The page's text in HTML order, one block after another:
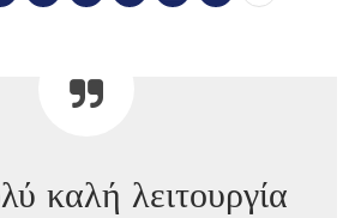
καλή λειτουργία